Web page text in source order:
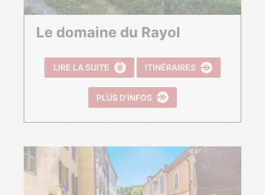
Le domaine du Rayol
LIRE LA SUITE ITINÉRAIRES
PLUS D’INFOS